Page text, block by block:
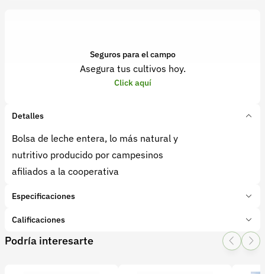
Seguros para el campo
Asegura tus cultivos hoy.
Click aquí
Detalles
Bolsa de leche entera, lo más natural y
nutritivo producido por campesinos
afiliados a la cooperativa
Especificaciones
Marca:
Alagro
Tipo de producto:Producto final
Calificaciones
1 Star
2 Star
3 Star4 Star
Podría interesarte